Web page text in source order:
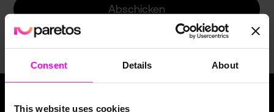
Consent Details About
This website uses cookies